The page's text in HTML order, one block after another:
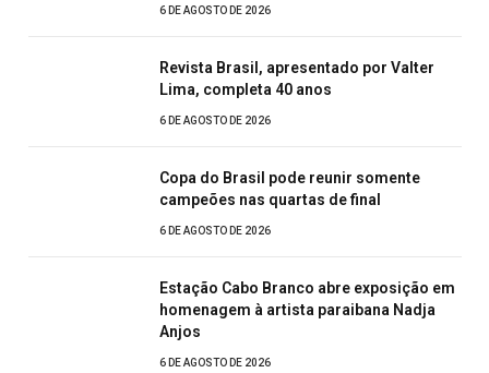
6 DE AGOSTO DE 2026
Revista Brasil, apresentado por Valter
Lima, completa 40 anos
6 DE AGOSTO DE 2026
Copa do Brasil pode reunir somente
campeões nas quartas de final
6 DE AGOSTO DE 2026
Estação Cabo Branco abre exposição em
homenagem à artista paraibana Nadja
Anjos
6 DE AGOSTO DE 2026